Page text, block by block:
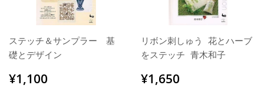
ステッチ＆サンプラー 基
礎とデザイン
通
常
¥1,100
リボン刺しゅう 花とハーブ
をステッチ 青木和子
通
常
¥1,650